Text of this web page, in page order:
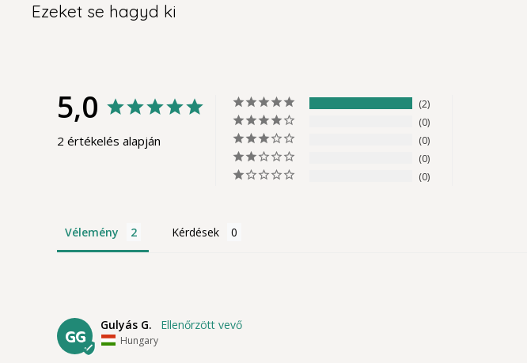
Ezeket se hagyd ki
5,0
2 értékelés alapján
2
0
0
0
0
Vélemény Kérdések
GG
Gulyás G.
Hungary